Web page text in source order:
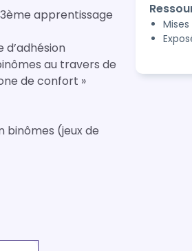
apprentissage
au travers de
de confort »
binômes (jeux de